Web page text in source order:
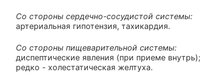
Со стороны сердечно-сосудистой системы:
артериальная гипотензия, тахикардия.
Со стороны пищеварительной системы:
диспептические явления (при приеме внутрь);
редко - холестатическая желтуха.